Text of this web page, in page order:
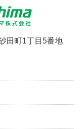
田町1丁目5番地